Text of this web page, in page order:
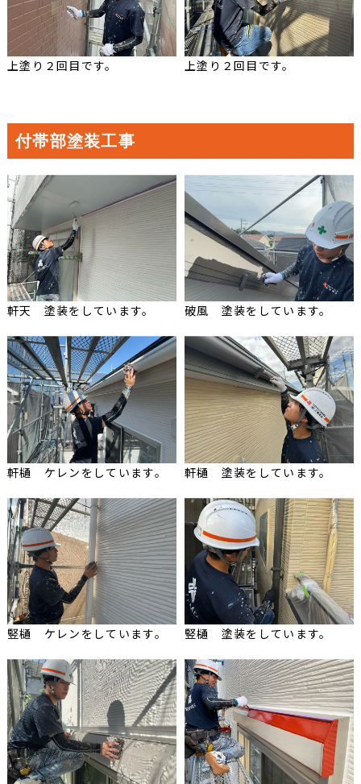
上塗り２回目です。 上塗り２回目です。
付帯部塗装工事
軒天 塗装をしています。 破風 塗装をしています。
軒樋 ケレンをしています。 軒樋 塗装をしています。
竪樋 ケレンをしています。 竪樋 塗装をしています。